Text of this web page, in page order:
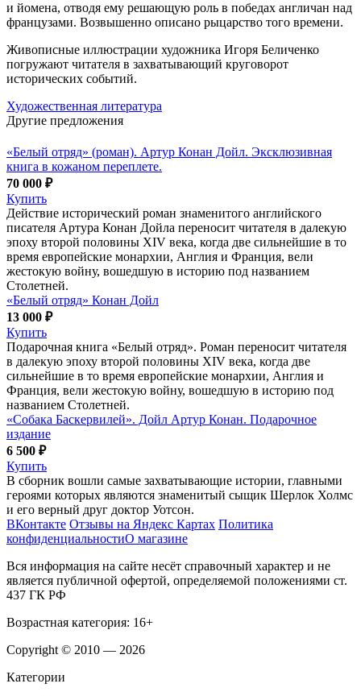
и йомена, отводя ему решающую роль в победах англичан над
французами. Возвышенно описано рыцарство того времени.
Живописные иллюстрации художника Игоря Беличенко
погружают читателя в захватывающий круговорот
исторических событий.
Художественная литература
Другие предложения
«Белый отряд» (роман). Артур Конан Дойл. Эксклюзивная
книга в кожаном переплете.
70 000 ₽
Купить
Действие исторический роман знаменитого английского
писателя Артура Конан Дойла переносит читателя в далекую
эпоху второй половины XIV века, когда две сильнейшие в то
время европейские монархии, Англия и Франция, вели
жестокую войну, вошедшую в историю под названием
Столетней.
«Белый отряд» Конан Дойл
13 000 ₽
Купить
Подарочная книга «Белый отряд». Роман переносит читателя
в далекую эпоху второй половины XIV века, когда две
сильнейшие в то время европейские монархии, Англия и
Франция, вели жестокую войну, вошедшую в историю под
названием Столетней.
«Собака Баскервилей». Дойл Артур Конан. Подарочное
издание
6 500 ₽
Купить
В сборник вошли самые захватывающие истории, главными
героями которых являются знаменитый сыщик Шерлок Холмс
и его верный друг доктор Уотсон.
ВКонтакте Отзывы на Яндекс Картах Политика
конфиденциальностиО магазине
Вся информация на сайте несёт справочный характер и не
является публичной офертой, определяемой положениями ст.
437 ГК РФ
Возрастная категория: 16+
Copyright © 2010 — 2026
Категории